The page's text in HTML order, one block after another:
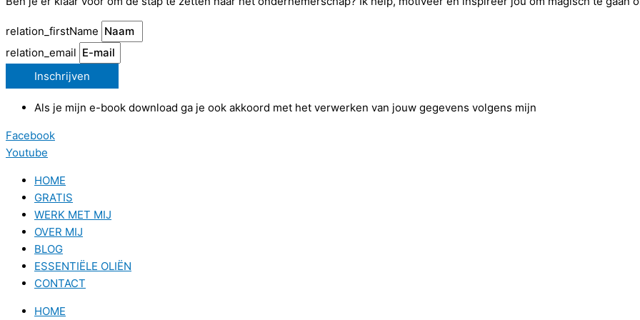
relation_firstName
relation_email
Inschrijven
Als je mijn e-book download ga je ook akkoord met het verwerken van jouw gegevens volgens mijn
Facebook
Youtube
HOME
GRATIS
WERK MET MIJ
OVER MIJ
BLOG
ESSENTIËLE OLIËN
CONTACT
HOME